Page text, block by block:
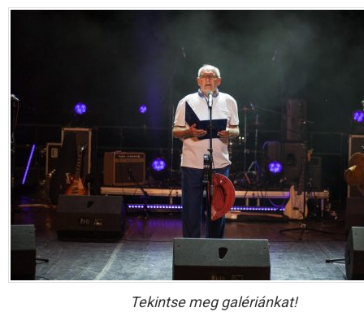
Tekintse meg galériánkat!